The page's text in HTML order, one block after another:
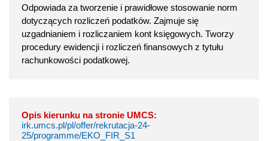
Odpowiada za tworzenie i prawidłowe stosowanie norm
dotyczących rozliczeń podatków. Zajmuje się
uzgadnianiem i rozliczaniem kont księgowych. Tworzy
procedury ewidencji i rozliczeń finansowych z tytułu
rachunkowości podatkowej.
Opis kierunku na stronie UMCS:
irk.umcs.pl/pl/offer/rekrutacja-24-
25/programme/EKO_FIR_S1